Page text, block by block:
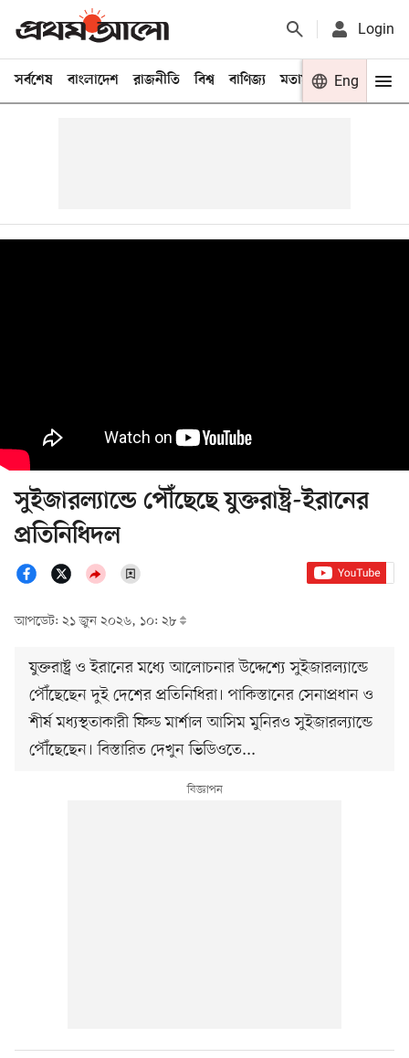
Login
সর্বশেষ বাংলাদেশ রাজনীতি বিশ্ব বাণিজ্য মতামত খেলা
Eng
সুইজারল্যান্ডে পৌঁছেছে যুক্তরাষ্ট্র-ইরানের
প্রতিনিধিদল
আপডেট: ২১ জুন ২০২৬, ১০: ২৮
যুক্তরাষ্ট্র ও ইরানের মধ্যে আলোচনার উদ্দেশ্যে সুইজারল্যান্ডে
পৌঁছেছেন দুই দেশের প্রতিনিধিরা। পাকিস্তানের সেনাপ্রধান ও
শীর্ষ মধ্যস্থতাকারী ফিল্ড মার্শাল আসিম মুনিরও সুইজারল্যান্ডে
পৌঁছেছেন। বিস্তারিত দেখুন ভিডিওতে...